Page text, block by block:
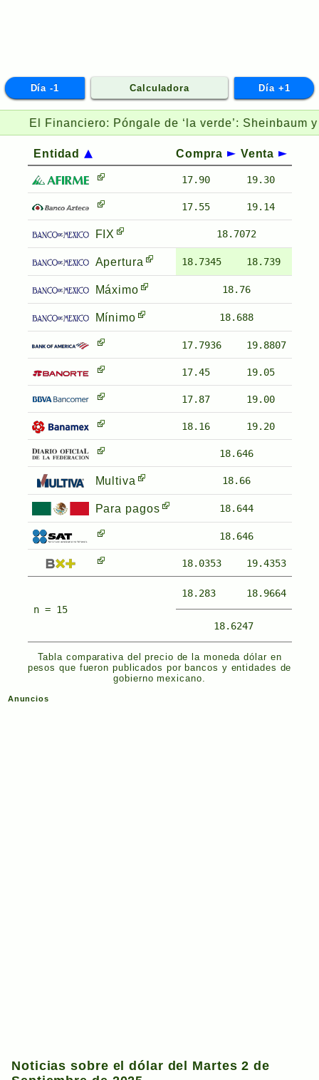
Día -1 Calculadora Día +1
El Financiero:Póngale de ‘la verde’: Sheinbaum y
Tabla comparativa del precio de la moneda dólar en
pesos que fueron publicados por bancos y entidades de
gobierno mexicano.
Entidad Compra Venta
17.90 19.30
17.55 19.14
FIX 18.7072
Apertura 18.7345 18.739
Máximo 18.76
Mínimo 18.688
17.7936 19.8807
17.45 19.05
17.87 19.00
18.16 19.20
18.646
Multiva 18.66
Para pagos 18.644
18.646
18.0353 19.4353
n = 15
18.283 18.9664
18.6247
Anuncios
Noticias sobre el dólar del Martes 2 de